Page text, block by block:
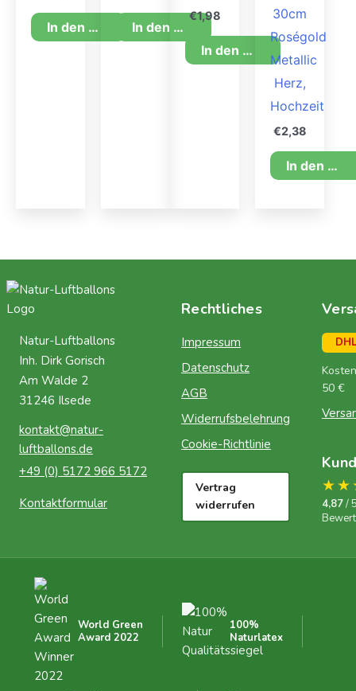
In den Warenkorb In den Warenkorb
€1,98
In den Warenkorb
30cm
Roségold
Metallic
Herz,
Hochzeit
€2,38
In den Warenkorb
Natur-Luftballons
Inh. Dirk Gorisch
Am Walde 2
31246 Ilsede
kontakt@natur-
luftballons.de
+49 (0) 5172 966 5172
Kontaktformular
Rechtliches
Impressum
Datenschutz
AGB
Widerrufsbelehrung
Cookie-Richtlinie
Vertrag
widerrufen
DHL
50 €
4,87/
World Green
Award 2022
100%
Naturlatex